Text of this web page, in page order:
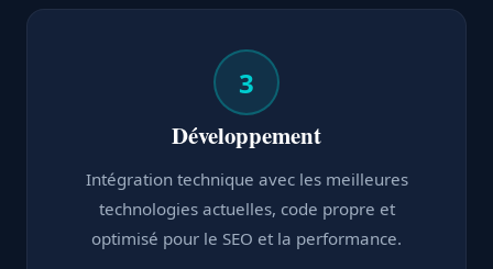
3
Développement
Intégration technique avec les meilleures
technologies actuelles, code propre et
optimisé pour le SEO et la performance.